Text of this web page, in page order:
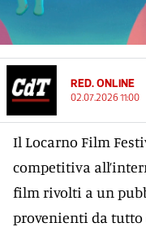
RED. ONLINE
02.07.2026 11:00
Il Locarno Film
competitiva
film rivolti a un
provenienti da